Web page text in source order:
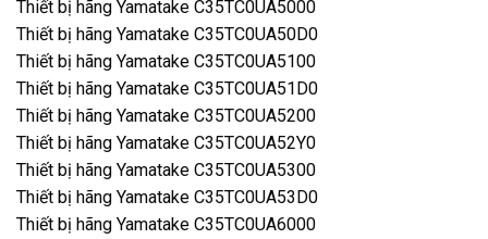
Thiết bị hãng Yamatake C35TC0UA5000
Thiết bị hãng Yamatake C35TC0UA50D0
Thiết bị hãng Yamatake C35TC0UA5100
Thiết bị hãng Yamatake C35TC0UA51D0
Thiết bị hãng Yamatake C35TC0UA5200
Thiết bị hãng Yamatake C35TC0UA52Y0
Thiết bị hãng Yamatake C35TC0UA5300
Thiết bị hãng Yamatake C35TC0UA53D0
Thiết bị hãng Yamatake C35TC0UA6000